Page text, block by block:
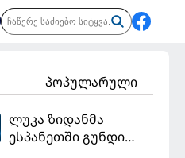
პოპულარული
ლუკა ზიდანმა
ესპანეთში გუნდი